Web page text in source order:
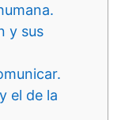
y sus
el de la